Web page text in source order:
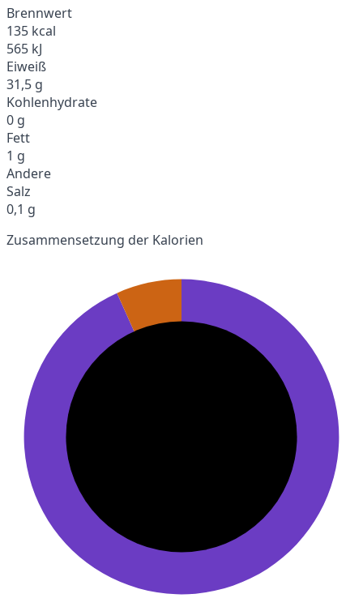
Brennwert
135 kcal
565 kJ
Eiweiß
31,5 g
Kohlenhydrate
0 g
Fett
1 g
Andere
Salz
0,1 g
Zusammensetzung der Kalorien